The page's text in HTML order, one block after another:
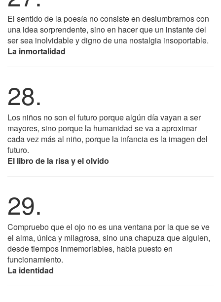
El sentido de la poesía no consiste en deslumbrarnos con
una idea sorprendente, sino en hacer que un instante del
ser sea inolvidable y digno de una nostalgia insoportable.
La inmortalidad
28.
Los niños no son el futuro porque algún día vayan a ser
mayores, sino porque la humanidad se va a aproximar
cada vez más al niño, porque la infancia es la imagen del
futuro.
El libro de la risa y el olvido
29.
Compruebo que el ojo no es una ventana por la que se ve
el alma, única y milagrosa, sino una chapuza que alguien,
desde tiempos inmemoriables, habia puesto en
funcionamiento.
La identidad